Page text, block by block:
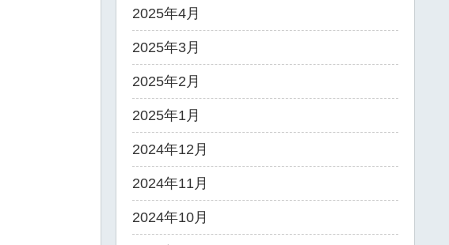
2025年4月
2025年3月
2025年2月
2025年1月
2024年12月
2024年11月
2024年10月